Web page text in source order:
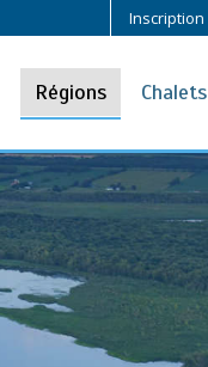
Inscription
Régions Chalets